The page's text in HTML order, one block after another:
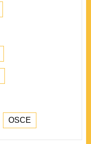
OSCE